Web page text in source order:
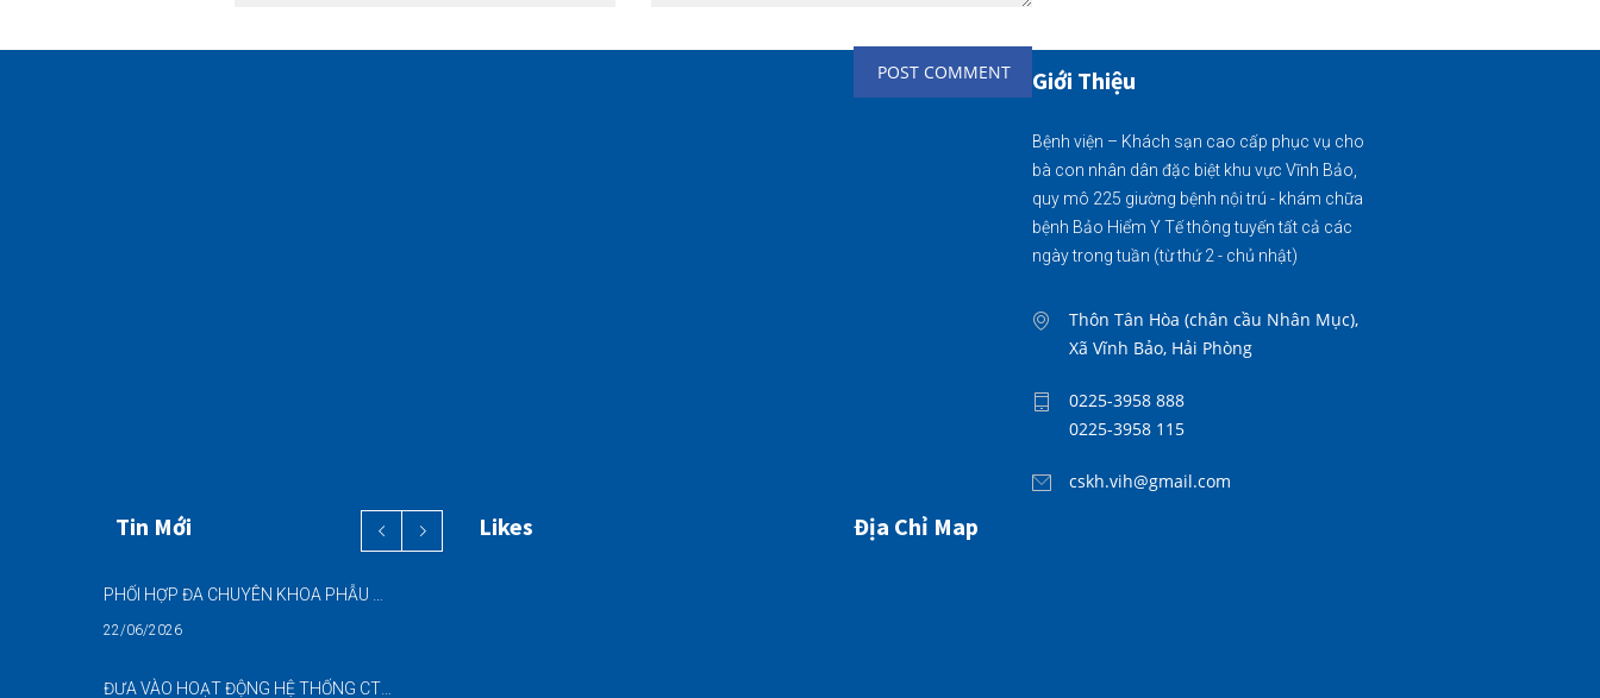
Giới Thiệu
Bệnh viện – Khách sạn cao cấp phục vụ cho
bà con nhân dân đặc biệt khu vực Vĩnh Bảo,
quy mô 225 giường bệnh nội trú - khám chữa
bệnh Bảo Hiểm Y Tế thông tuyến tất cả các
ngày trong tuần (từ thứ 2 - chủ nhật)
Thôn Tân Hòa (chân cầu Nhân Mục),
Xã Vĩnh Bảo, Hải Phòng
0225-3958 888
0225-3958 115
cskh.vih@gmail.com
Tin Mới
PHỐI HỢP ĐA CHUYÊN KHOA PHẪU THUẬT NỘI SOI “2 TRONG 1” THÀNH CÔNG CHO BỆNH NHÂN 69 TUỔI MẮC ĐỒNG THỜI HAI BỆNH LÝ NẶNG
22/06/2026
ĐƯA VÀO HOẠT ĐỘNG HỆ THỐNG CT CONE BEAM (CBCT) 3D THẾ HỆ MỚI – NÂNG CAO CHẤT LƯỢNG CHẨN ĐOÁN RĂNG HÀM MẶT
Likes Địa Chỉ Map